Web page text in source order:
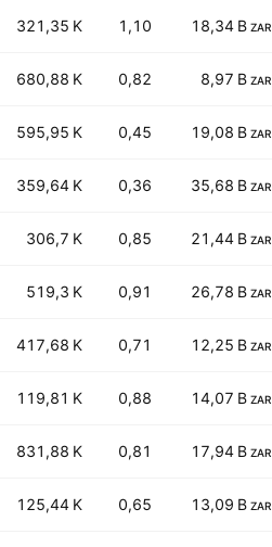
321,35 K 1,10 18,34 B ZAR
680,88 K 0,82 8,97 B ZAR
595,95 K 0,45 19,08 B ZAR
359,64 K 0,36 35,68 B ZAR
306,7 K 0,85 21,44 B ZAR
519,3 K 0,91 26,78 B ZAR
417,68 K 0,71 12,25 B ZAR
119,81 K 0,88 14,07 B ZAR
831,88 K 0,81 17,94 B ZAR
125,44 K 0,65 13,09 B ZAR